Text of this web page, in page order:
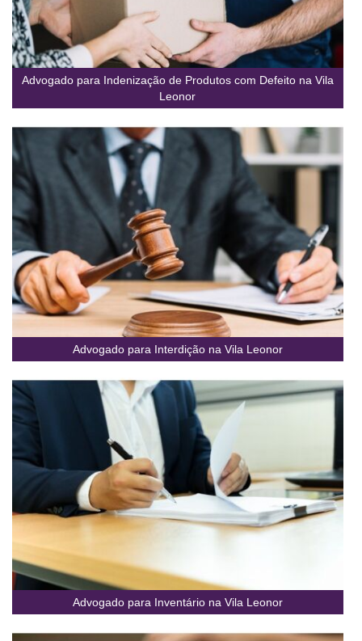
Advogado para Indenização de Produtos com Defeito na Vila
Leonor
Advogado para Interdição na Vila Leonor
Advogado para Inventário na Vila Leonor